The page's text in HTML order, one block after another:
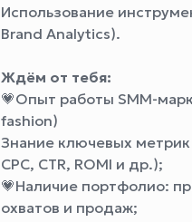
Использование
Brand Analytics).
Ждём от тебя:
💗Опыт работы SMM-
fashion)
Знание ключевых метрик
CPC, CTR, ROMI и др.);
💗Наличие портфолио:
охватов и продаж;